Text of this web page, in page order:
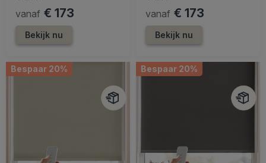
vanaf € 173
Bekijk nu
vanaf € 173
Bekijk nu
Bespaar 20% Bespaar 20%